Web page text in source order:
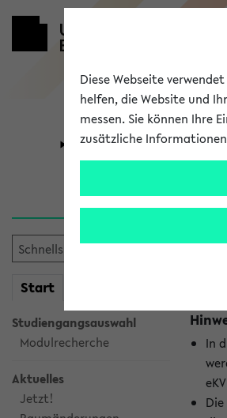
Universität
Start
Studiengangsauswahl
Modulrecherche
Aktuelles
Jetzt!
In
Diese Webseite
helfen, die Website und
messen. Sie können Ihre
zusätzliche